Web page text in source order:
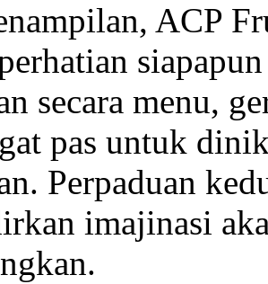
ACP
secara menu,
pas untuk
Perpaduan
imajinasi